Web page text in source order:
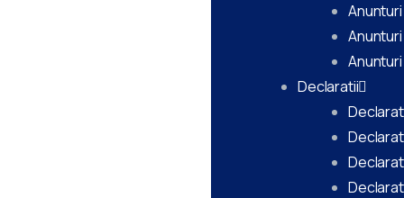
Anunturi
Anunturi
Declaratii